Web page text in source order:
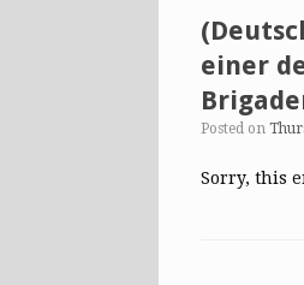
einer
Posted on
Sorry, this